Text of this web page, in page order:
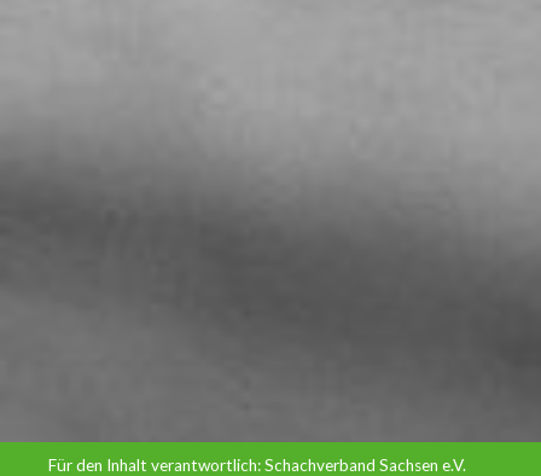
Für den Inhalt verantwortlich: Schachverband Sachsen e.V.